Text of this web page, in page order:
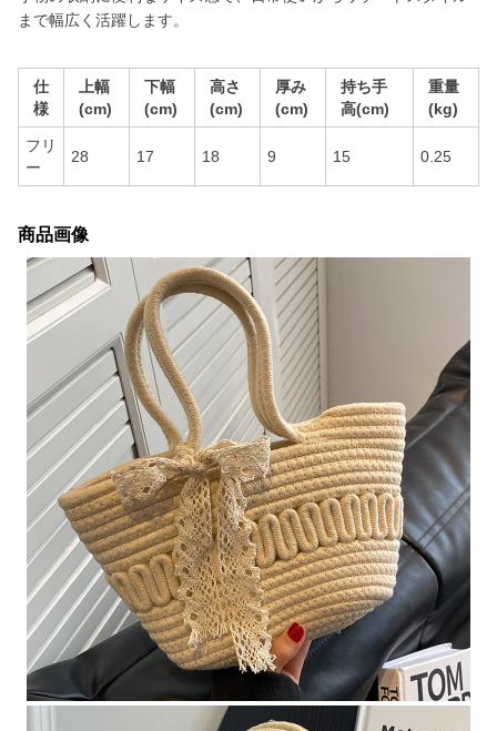
まで幅広く活躍します。
仕
様
上幅
(cm)
下幅
(cm)
高さ
(cm)
厚み
(cm)
持ち手
高(cm)
重量
(kg)
フリ
ー
28 17 18 9 15 0.25
商品画像